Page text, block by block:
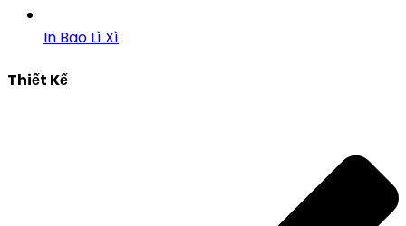
In Bao Lì Xì
Thiết Kế